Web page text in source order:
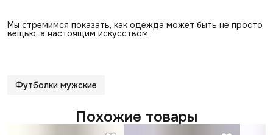
Мы стремимся показать, как одежда может быть не просто
вещью, а настоящим искусством
Футболки мужские
Похожие товары